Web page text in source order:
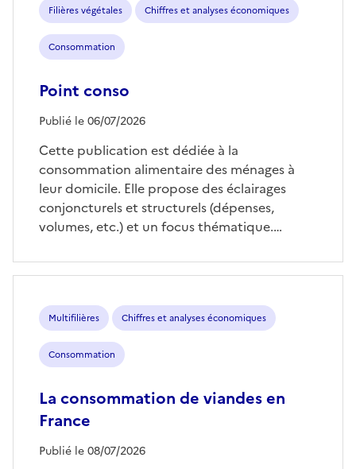
Filières végétales Chiffres et analyses économiques
Consommation
Point conso
Publié le 06/07/2026
Cette publication est dédiée à la
consommation alimentaire des ménages à
leur domicile. Elle propose des éclairages
conjoncturels et structurels (dépenses,
volumes, etc.) et un focus thématique.…
Multifilières Chiffres et analyses économiques
Consommation
La consommation de viandes en
France
Publié le 08/07/2026